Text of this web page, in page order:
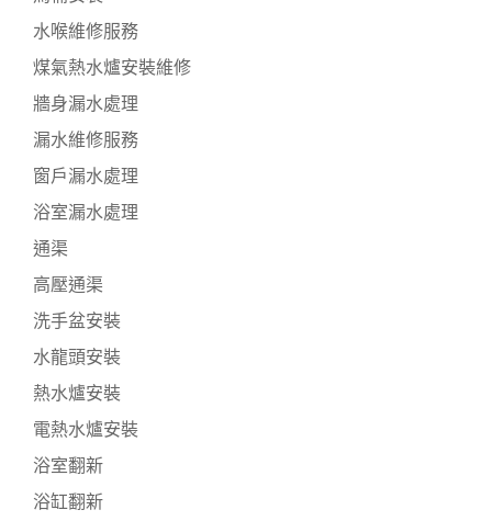
水喉維修服務
煤氣熱水爐安裝維修
牆身漏水處理
漏水維修服務
窗戶漏水處理
浴室漏水處理
通渠
高壓通渠
洗手盆安裝
水龍頭安裝
熱水爐安裝
電熱水爐安裝
浴室翻新
浴缸翻新